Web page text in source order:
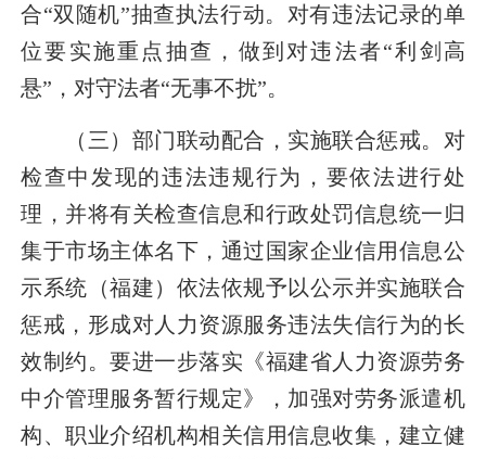
合“双随机”抽查执法行动。对有违法记录的单
位要实施重点抽查，做到对违法者“利剑高
悬”，对守法者“无事不扰”。
（三）部门联动配合，实施联合惩戒。 对
检查中发现的违法违规行为，要依法进行处
理，并将有关检查信息和行政处罚信息统一归
集于市场主体名下，通过国家企业信用信息公
示系统（福建）依法依规予以公示并实施联合
惩戒，形成对人力资源服务违法失信行为的长
效制约。要进一步落实《福建省人力资源劳务
中介管理服务暂行规定》，加强对劳务派遣机
构、职业介绍机构相关信用信息收集，建立健